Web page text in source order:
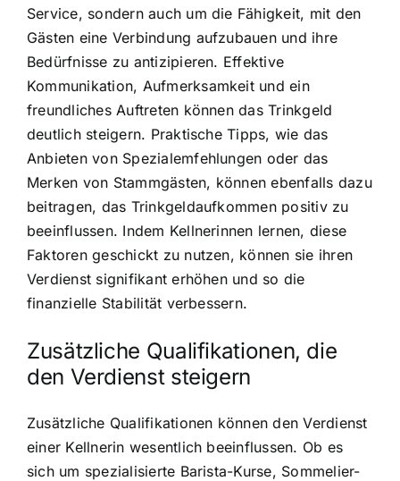
Service, sondern auch um die Fähigkeit, mit den
Gästen eine Verbindung aufzubauen und ihre
Bedürfnisse zu antizipieren. Effektive
Kommunikation, Aufmerksamkeit und ein
freundliches Auftreten können das Trinkgeld
deutlich steigern. Praktische Tipps, wie das
Anbieten von Spezialemfehlungen oder das
Merken von Stammgästen, können ebenfalls dazu
beitragen, das Trinkgeldaufkommen positiv zu
beeinflussen. Indem Kellnerinnen lernen, diese
Faktoren geschickt zu nutzen, können sie ihren
Verdienst signifikant erhöhen und so die
finanzielle Stabilität verbessern.
Zusätzliche Qualifikationen, die
den Verdienst steigern
Zusätzliche Qualifikationen können den Verdienst
einer Kellnerin wesentlich beeinflussen. Ob es
sich um spezialisierte Barista-Kurse, Sommelier-